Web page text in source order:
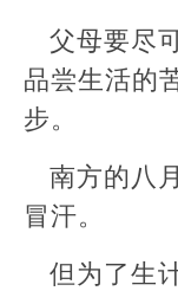
父母要尽
品尝生活的
步。
南方的八
冒汗。
但为了生